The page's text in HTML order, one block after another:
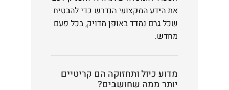
את הידע המקצועי הנדרש כדי להבטיח
שכל גרם נמדד באופן מדויק, בכל פעם
מחדש.
מדוע כיול ותחזוקה הם קריטיים
יותר ממה שחושבים?